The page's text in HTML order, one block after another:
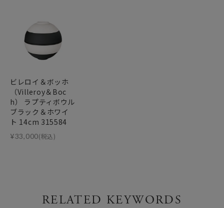
ビレロイ＆ボッホ
（Villeroy＆Boc
h） ラプティボウル
ブラック＆ホワイ
ト 14cm 315584
¥33,000(税込)
RELATED KEYWORDS